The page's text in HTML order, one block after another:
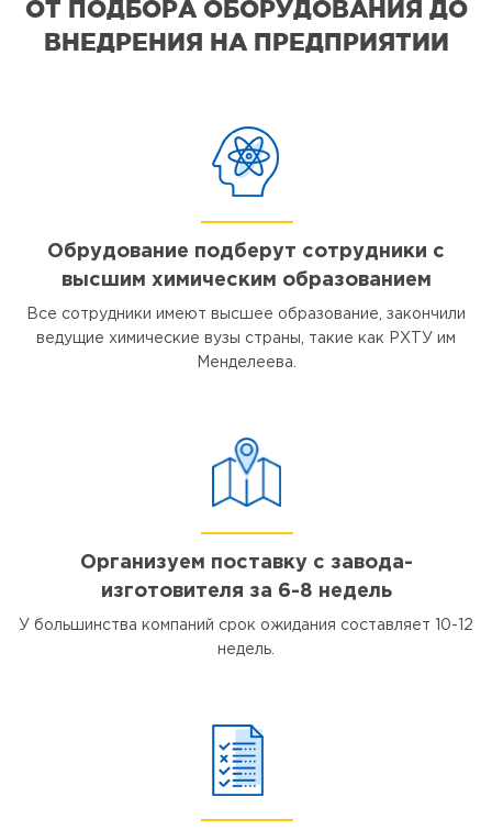
ОТ ПОДБОРА ОБОРУДОВАНИЯ ДО
ВНЕДРЕНИЯ НА ПРЕДПРИЯТИИ
Обрудование подберут сотрудники с
высшим химическим образованием
Все сотрудники имеют высшее образование, закончили
ведущие химические вузы страны, такие как РХТУ им
Менделеева.
Организуем поставку с завода-
изготовителя за 6-8 недель
У большинства компаний срок ожидания составляет 10-12
недель.